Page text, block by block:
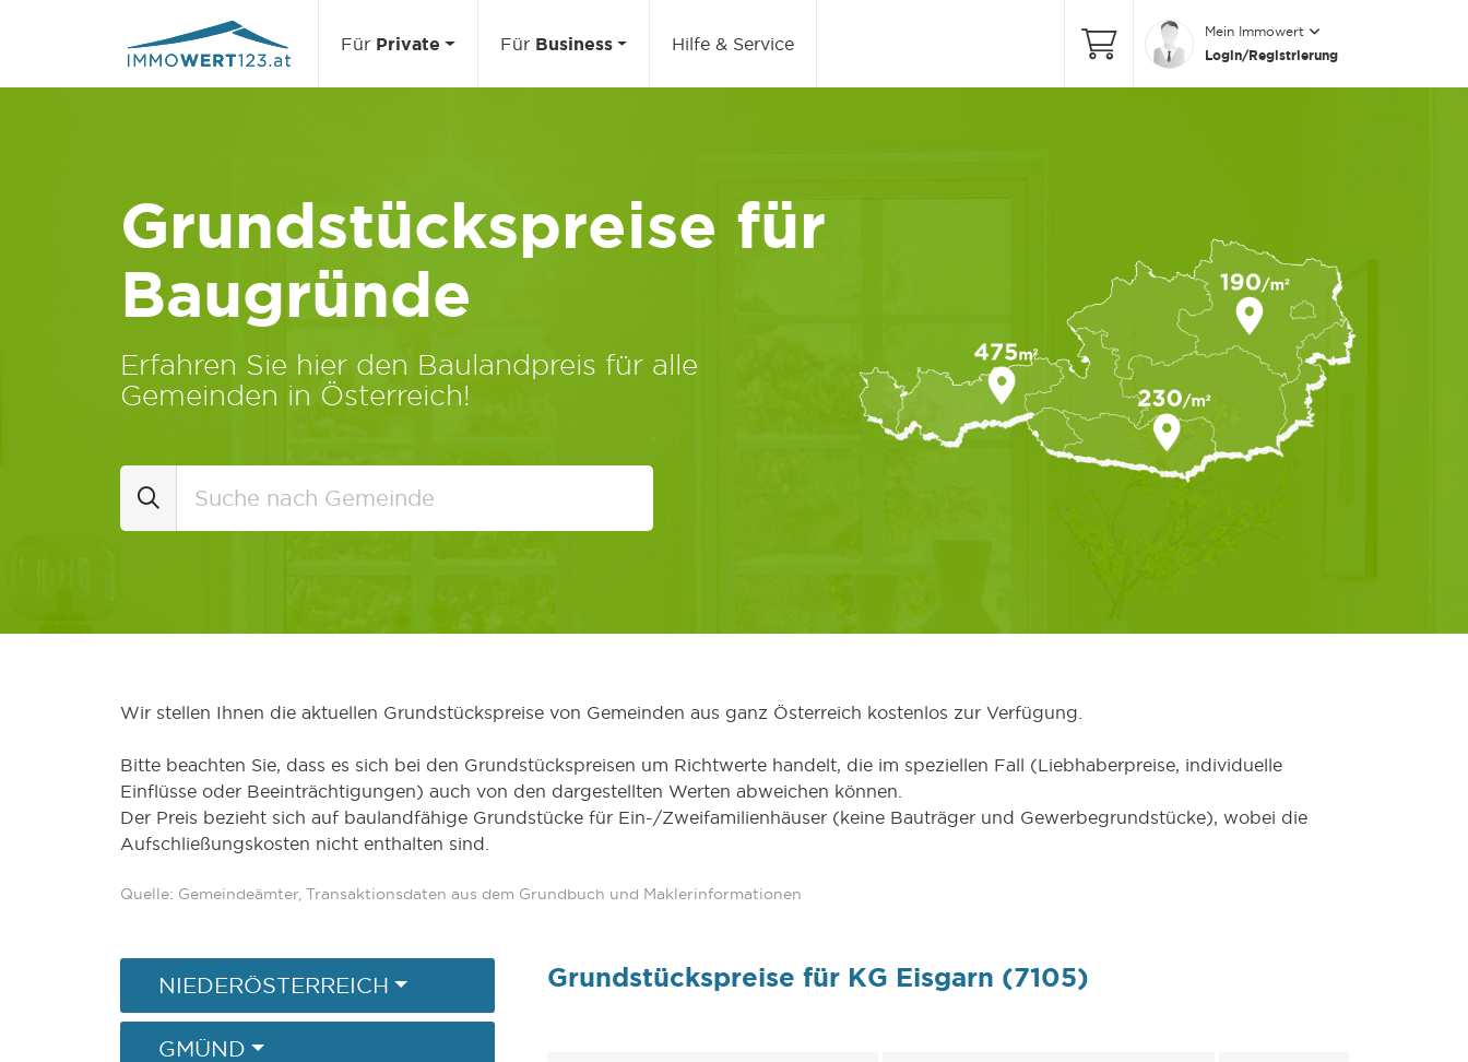
Für Private Für Business Hilfe & Service
Mein Immowert
Login/Registrierung
Grundstückspreise für
Baugründe
Erfahren Sie hier den Baulandpreis für alle
Gemeinden in Österreich!
Wir stellen Ihnen die aktuellen Grundstückspreise von Gemeinden aus ganz Österreich kostenlos zur Verfügung.
Bitte beachten Sie, dass es sich bei den Grundstückspreisen um Richtwerte handelt, die im speziellen Fall (Liebhaberpreise, individuelle
Einflüsse oder Beeinträchtigungen) auch von den dargestellten Werten abweichen können.
Der Preis bezieht sich auf baulandfähige Grundstücke für Ein-/Zweifamilienhäuser (keine Bauträger und Gewerbegrundstücke), wobei die
Aufschließungskosten nicht enthalten sind.
Quelle: Gemeindeämter, Transaktionsdaten aus dem Grundbuch und Maklerinformationen
NIEDERÖSTERREICH
GMÜND
Grundstückspreise für KG Eisgarn (7105)